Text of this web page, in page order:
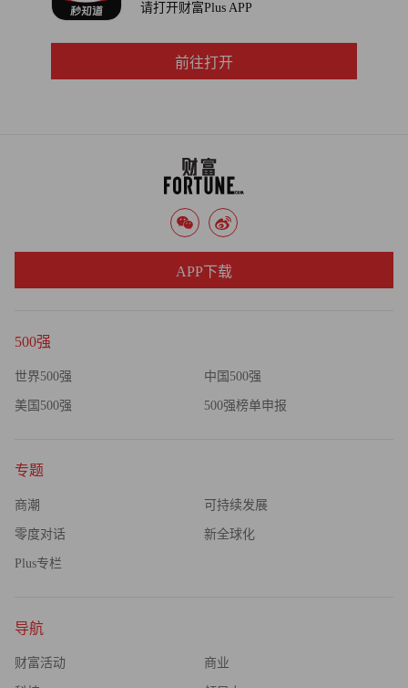
请打开财富Plus APP
前往打开
500强
世界500强 中国500强
美国500强 500强榜单申报
专题
商潮 可持续发展
零度对话 新全球化
Plus专栏
导航
财富活动 商业
APP下载